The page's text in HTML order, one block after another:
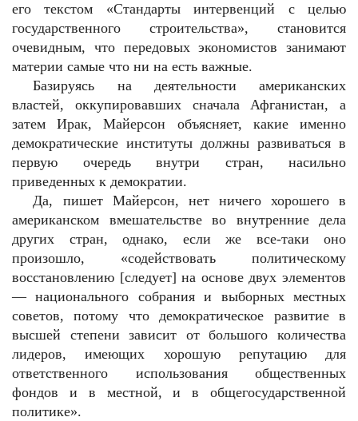
его текстом «Стандарты интервенций с целью
государственного строительства», становится
очевидным, что передовых экономистов занимают
материи самые что ни на есть важные.
Базируясь на деятельности американских
властей, оккупировавших сначала Афганистан, а
затем Ирак, Майерсон объясняет, какие именно
демократические институты должны развиваться в
первую очередь внутри стран, насильно
приведенных к демократии.
Да, пишет Майерсон, нет ничего хорошего в
американском вмешательстве во внутренние дела
других стран, однако, если же все-таки оно
произошло, «содействовать политическому
восстановлению [следует] на основе двух элементов
— национального собрания и выборных местных
советов, потому что демократическое развитие в
высшей степени зависит от большого количества
лидеров, имеющих хорошую репутацию для
ответственного использования общественных
фондов и в местной, и в общегосударственной
политике».